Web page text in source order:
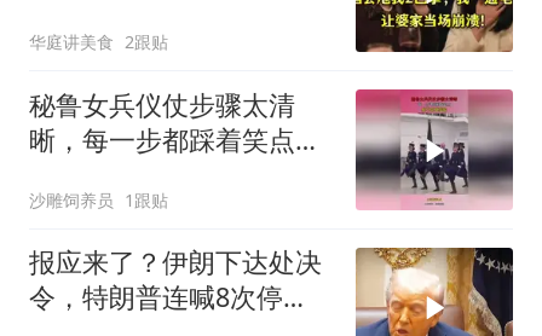
华庭讲美食 2跟贴
秘鲁女兵仪仗步骤太清
晰，每一步都踩着笑点，
沙雕饲养员 1跟贴
报应来了？伊朗下达处决
令，特朗普连喊8次停